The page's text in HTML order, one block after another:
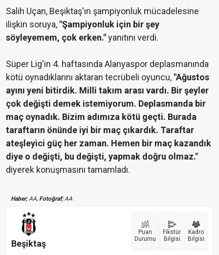
Salih Uçan, Beşiktaş'ın şampiyonluk mücadelesine
ilişkin soruya, "Şampiyonluk için bir şey
söyleyemem, çok erken."yanıtını verdi.
Süper Lig'in 4. haftasında Alanyaspor deplasmanında
kötü oynadıklarını aktaran tecrübeli oyuncu, "Ağustos
ayını yeni bitirdik. Milli takım arası vardı. Bir şeyler
çok değişti demek istemiyorum. Deplasmanda bir
maç oynadık. Bizim adımıza kötü geçti. Burada
taraftarın önünde iyi bir maç çıkardık. Taraftar
ateşleyici güç her zaman. Hemen bir maç kazandık
diye o değişti, bu değişti, yapmak doğru olmaz."
diyerek konuşmasını tamamladı.
Haber;AA, Fotoğraf;AA
Beşiktaş
Puan
Durumu
Fikstür
Bilgisi
Kadro
Bilgisi